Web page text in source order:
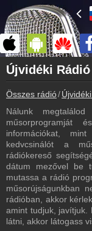
Főoldal
myonlineradio.hu
Újvidéki Rádió
Vissza az Újvidéki
Bejelentkezés
Hozz létre saját fiókot!
Frekvenciák
Újvidéki Rádió
Kapcsolat
Írj nekünk!
Partnerek
Újvidéki
Összes rádió
Nálunk
műsorprogramját
információkat,
kedvcsinálót a
rádiókereső
dátum mezővel be
mutassa a rádió
műsorújságunkban
rádióban, akkor
amint tudjuk, javítjuk.
látni, akkor látogass